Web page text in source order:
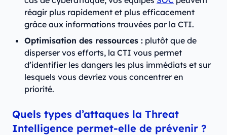
réagir plus rapidement et plus efficacement
grâce aux informations trouvées par la CTI.
Optimisation des ressources : plutôt que de
disperser vos efforts, la CTI vous permet
d’identifier les dangers les plus immédiats et sur
lesquels vous devriez vous concentrer en
priorité.
Quels types d’attaques la Threat
Intelligence permet-elle de prévenir ?